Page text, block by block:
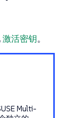
激活密钥。
Multi-